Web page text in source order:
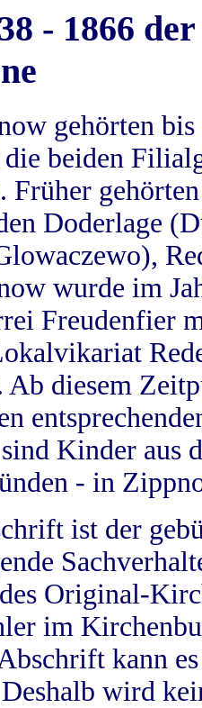
- 1866
gehörten
beiden
Früher
Doderlage
wurde im
Freudenfier
diesem
Kinder aus
- in
ist der
Original-
im
kann
wird